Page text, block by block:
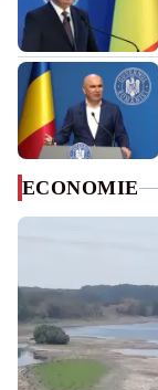
ECONOMIE